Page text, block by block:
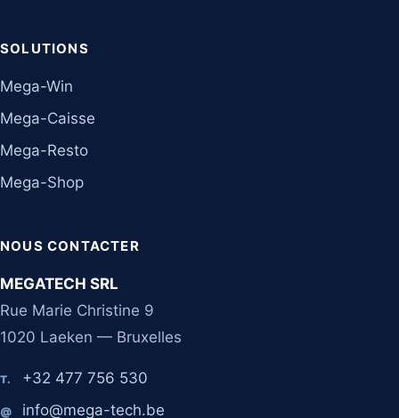
SOLUTIONS
Mega-Win
Mega-Caisse
Mega-Resto
Mega-Shop
NOUS CONTACTER
MEGATECH SRL
Rue Marie Christine 9
1020 Laeken — Bruxelles
T. +32 477 756 530
@ info@mega-tech.be